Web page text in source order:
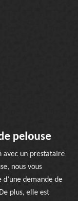
pelouse
avec un prestataire
nous vous
demande de
plus, elle est